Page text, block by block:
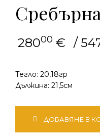
28000 € /
Тегло: 20,18гр
Дължина: 21,5см
Сребърна
ДОБАВЯНЕ В